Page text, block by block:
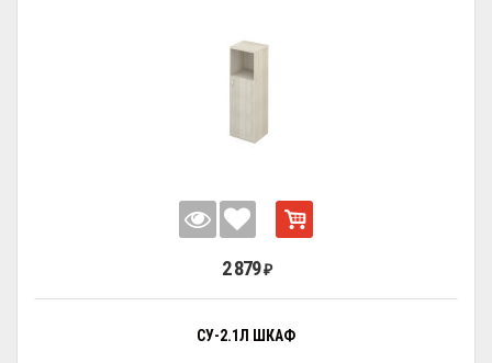
2 879 ₽
СУ-2.1Л ШКАФ